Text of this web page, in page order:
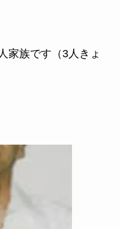
家族です（3人きょ